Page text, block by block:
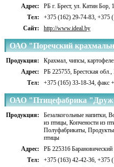
Адрес:
РБ г. Брест, ул. Катин Бор,
Тел:
+375 (162) 29-74-83, +375
Сайт:
http://www.ideal.by
ОАО "Поречский
Продукция:
Крахмал, чипсы,
Адрес:
РБ 225755, Брестская
Тел:
+375 (165) 33-18-34, факс
ОАО "Птицефабрика
Продукция: Безалкогольные напитки,
из птицы, Копчености из
Полуфабрикаты,
птицы
Адрес:
РБ 225316
Тел:
+375 (163) 42-42-36, +375